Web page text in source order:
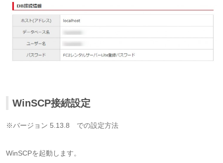
WinSCP接続設定
※バージョン 5.13.8 での設定方法
WinSCPを起動します。